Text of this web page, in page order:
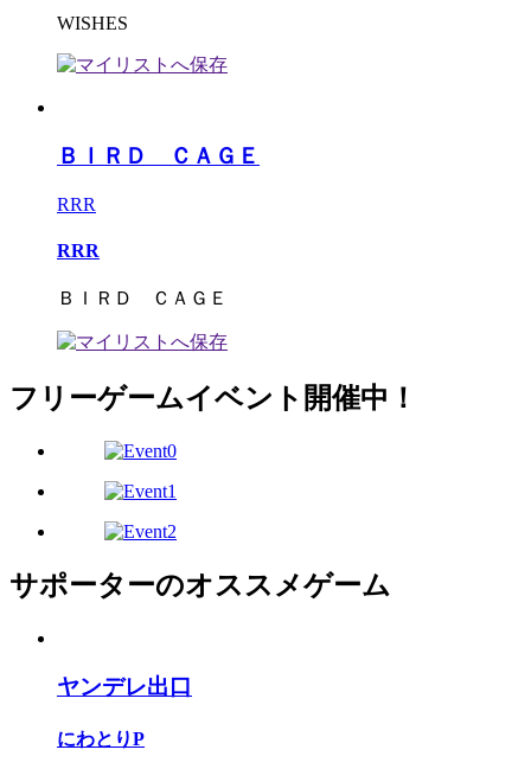
WISHES
ＢＩＲＤ ＣＡＧＥ
RRR
RRR
ＢＩＲＤ ＣＡＧＥ
フリーゲームイベント開催中！
サポーターのオススメゲーム
ヤンデレ出口
にわとりP